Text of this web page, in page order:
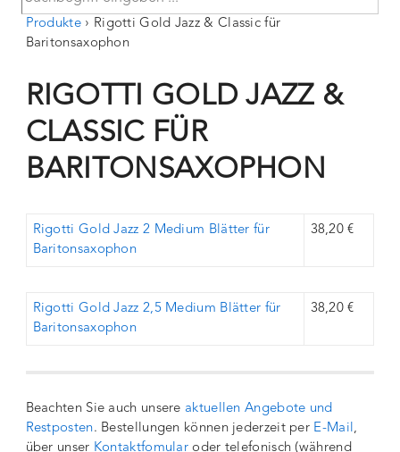
Produkte › Rigotti Gold Jazz & Classic für
Baritonsaxophon
RIGOTTI GOLD JAZZ &
CLASSIC FÜR
BARITONSAXOPHON
Rigotti Gold Jazz 2 Medium Blätter für
Baritonsaxophon
38,20 €
Rigotti Gold Jazz 2,5 Medium Blätter für
Baritonsaxophon
38,20 €
Beachten Sie auch unsere aktuellen Angebote und
Restposten. Bestellungen können jederzeit per E-Mail,
über unser Kontaktfomular oder telefonisch (während